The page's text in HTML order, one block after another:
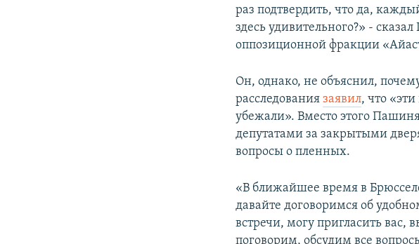
раз подтвердить, что да,
здесь удивительного?» -
оппозиционной фракции
Он, однако, не объяснил,
расследованиязаявил, что
убежали». Вместо этого
депутатами за закрытыми
вопросы о пленных.
«В ближайшее время в
давайте договоримся об
встречи, могу пригласить вас,
поговорим, обсудим все